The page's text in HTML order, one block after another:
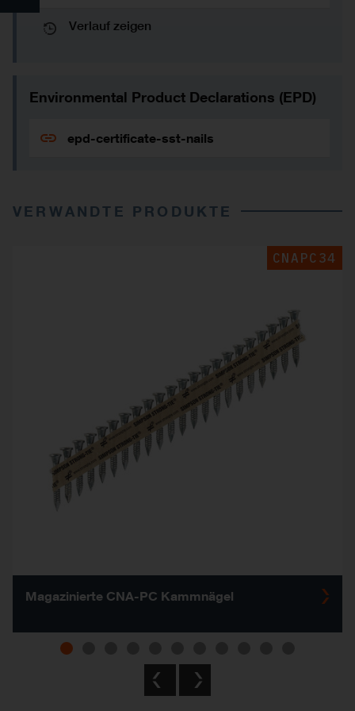
Verlauf zeigen
Environmental Product Declarations (EPD)
epd-certificate-sst-nails
VERWANDTE PRODUKTE
CNAPC34
Magazinierte CNA-PC Kammnägel